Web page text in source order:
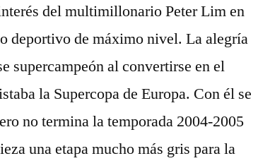
del multimillonario Peter Lim en
deportivo de máximo nivel. La alegría
supercampeón al convertirse en el
la Supercopa de Europa. Con él se
no termina la temporada 2004-2005
una etapa mucho más gris para la